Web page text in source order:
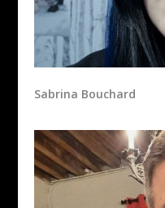
Sabrina Bouchard